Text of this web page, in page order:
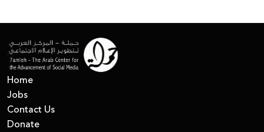
Home
Jobs
Contact Us
Donate